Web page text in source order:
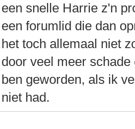
een snelle Harrie z'n
een forumlid die dan
het toch allemaal niet
door veel meer
ben geworden, als ik
niet had.